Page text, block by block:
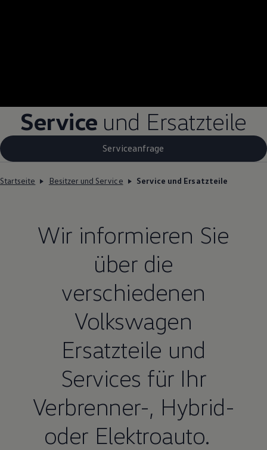
Service und Ersatzteile
Serviceanfrage
Startseite Besitzer und Service Service und Ersatzteile
Wir informieren Sie
über die
verschiedenen
Volkswagen
Ersatzteile und
Services für Ihr
Verbrenner-, Hybrid-
oder Elektroauto.